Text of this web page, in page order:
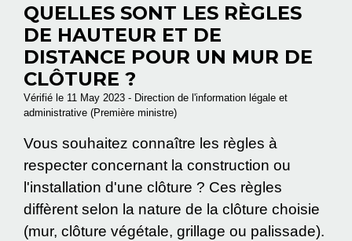
QUELLES SONT LES RÈGLES
DE HAUTEUR ET DE
DISTANCE POUR UN MUR DE
CLÔTURE ?
Vérifié le 11 May 2023 - Direction de l'information légale et
administrative (Première ministre)
Vous souhaitez connaître les règles à
respecter concernant la construction ou
l'installation d'une clôture ? Ces règles
diffèrent selon la nature de la clôture choisie
(mur, clôture végétale, grillage ou palissade).